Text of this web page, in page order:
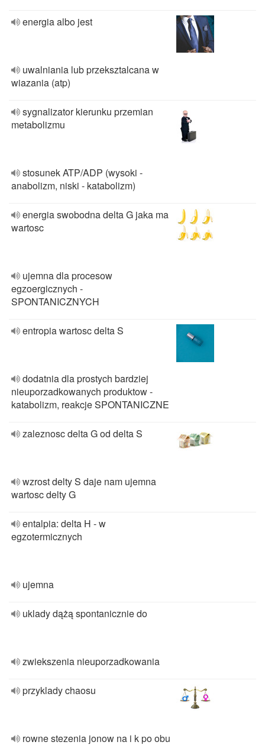
energia albo jest
uwalniania lub przeksztalcana w
wiazania (atp)
sygnalizator kierunku przemian
metabolizmu
stosunek ATP/ADP (wysoki -
anabolizm, niski - katabolizm)
energia swobodna delta G jaka ma
wartosc
ujemna dla procesow
egzoergicznych -
SPONTANICZNYCH
entropia wartosc delta S
dodatnia dla prostych bardziej
nieuporzadkowanych produktow -
katabolizm, reakcje SPONTANICZNE
zaleznosc delta G od delta S
wzrost delty S daje nam ujemna
wartosc delty G
entalpia: delta H - w
egzotermicznych
ujemna
uklady dążą spontanicznie do
zwiekszenia nieuporzadkowania
przyklady chaosu
rowne stezenia jonow na i k po obu